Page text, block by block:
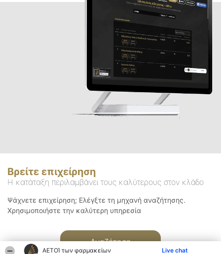
ΑΕΤΟΊ των φαρμακείων Live chat
Βρείτε επιχείρηση
Η κατάταξη περιλαμβάνει τους καλύτερους στον κλάδο
Ψάχνετε επιχείρηση; Ελέγξτε τη μηχανή αναζήτησης.
Χρησιμοποιήστε την καλύτερη υπηρεσία
Αναζήτηση